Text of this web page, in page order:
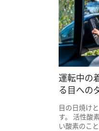
運転中の
る目への
目の日焼け
す。 活性酸
い酸素のこ